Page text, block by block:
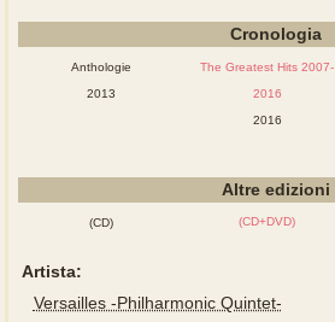
Cronologia
Anthologie
2013
The Greatest Hits 2007-
2016
2016
Altre edizioni
(CD) (CD+DVD)
Artista:
Versailles -Philharmonic Quintet-